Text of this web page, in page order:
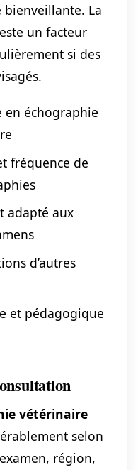
La
un facteur
si des
en échographie
fréquence de
adapté aux
d’autres
et pédagogique
vétérinaire
selon
région,